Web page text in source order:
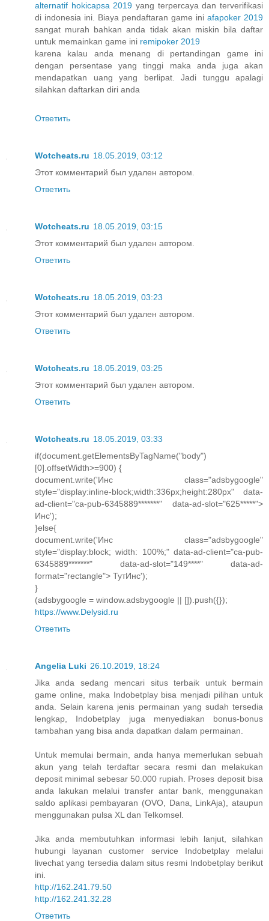
alternatif hokicapsa 2019 yang terpercaya dan terverifikasi
di indonesia ini. Biaya pendaftaran game ini afapoker 2019
sangat murah bahkan anda tidak akan miskin bila daftar
untuk memainkan game ini remipoker 2019
karena kalau anda menang di pertandingan game ini
dengan persentase yang tinggi maka anda juga akan
mendapatkan uang yang berlipat. Jadi tunggu apalagi
silahkan daftarkan diri anda
Ответить
Wotcheats.ru 18.05.2019, 03:12
Этот комментарий был удален автором.
Ответить
Wotcheats.ru 18.05.2019, 03:15
Этот комментарий был удален автором.
Ответить
Wotcheats.ru 18.05.2019, 03:23
Этот комментарий был удален автором.
Ответить
Wotcheats.ru 18.05.2019, 03:25
Этот комментарий был удален автором.
Ответить
Wotcheats.ru 18.05.2019, 03:33
if(document.getElementsByTagName("body")
[0].offsetWidth>=900) {
document.write('Инс class="adsbygoogle"
style="display:inline-block;width:336px;height:280px" data-
ad-client="ca-pub-6345889*******" data-ad-slot="625*****">
Инс');
}else{
document.write('Инс class="adsbygoogle"
style="display:block; width: 100%;" data-ad-client="ca-pub-
6345889*******" data-ad-slot="149****" data-ad-
format="rectangle"> ТутИнс');
}
(adsbygoogle = window.adsbygoogle || []).push({});
https://www.Delysid.ru
Ответить
Angelia Luki 26.10.2019, 18:24
Jika anda sedang mencari situs terbaik untuk bermain
game online, maka Indobetplay bisa menjadi pilihan untuk
anda. Selain karena jenis permainan yang sudah tersedia
lengkap, Indobetplay juga menyediakan bonus-bonus
tambahan yang bisa anda dapatkan dalam permainan.
Untuk memulai bermain, anda hanya memerlukan sebuah
akun yang telah terdaftar secara resmi dan melakukan
deposit minimal sebesar 50.000 rupiah. Proses deposit bisa
anda lakukan melalui transfer antar bank, menggunakan
saldo aplikasi pembayaran (OVO, Dana, LinkAja), ataupun
menggunakan pulsa XL dan Telkomsel.
Jika anda membutuhkan informasi lebih lanjut, silahkan
hubungi layanan customer service Indobetplay melalui
livechat yang tersedia dalam situs resmi Indobetplay berikut
ini.
http://162.241.79.50
http://162.241.32.28
Ответить